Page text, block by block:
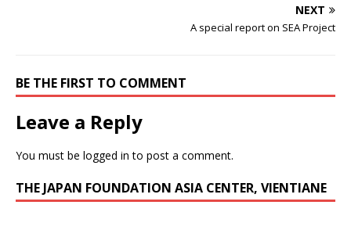
NEXT
A special report on SEA Project
BE THE FIRST TO COMMENT
Leave a Reply
You must be logged in to post a comment.
THE JAPAN FOUNDATION ASIA CENTER, VIENTIANE